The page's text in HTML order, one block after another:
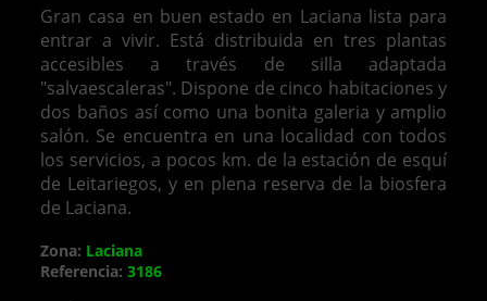
Gran casa en buen estado en Laciana lista para
entrar a vivir. Está distribuida en tres plantas
accesibles a través de silla adaptada
"salvaescaleras". Dispone de cinco habitaciones y
dos baños así como una bonita galeria y amplio
salón. Se encuentra en una localidad con todos
los servicios, a pocos km. de la estación de esquí
de Leitariegos, y en plena reserva de la biosfera
de Laciana.
Zona: Laciana
Referencia: 3186